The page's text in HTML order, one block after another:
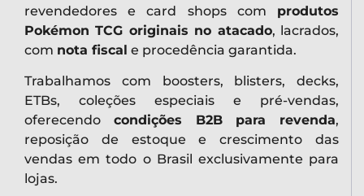
revendedores e card shops com produtos
Pokémon TCG originais no atacado, lacrados,
com nota fiscal e procedência garantida.
Trabalhamos com boosters, blisters, decks,
ETBs, coleções especiais e pré-vendas,
oferecendo condições B2B para revenda,
reposição de estoque e crescimento das
vendas em todo o Brasil exclusivamente para
lojas.